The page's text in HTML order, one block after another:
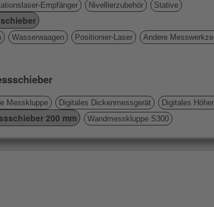
Empfänger Nivellierzubehör
Stative
Wasserwaagen Positionier-Laser
Andere
Messkluppe Digitales Dickenmessgerät Digitales
200 mm Wandmesskluppe S300